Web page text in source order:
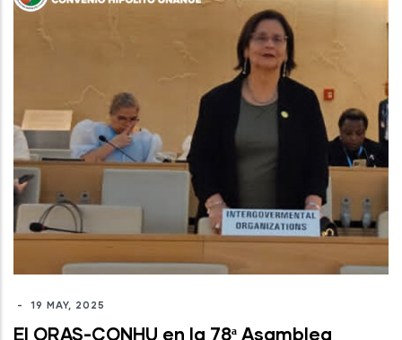
- 19 MAY, 2025
El ORAS-CONHU en la 78ª Asamblea